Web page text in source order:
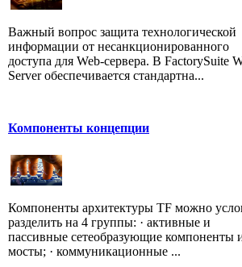
Важный вопрос защита технологической
информации от несанкционированного
доступа для Web-сервера. В FactorySuite
Server обеспечивается стандартна...
Компоненты концепции
Компоненты архитектуры TF можно
разделить на 4 группы: · активные и
пассивные сетеобразующие компоненты
мосты; · коммуникационные ...